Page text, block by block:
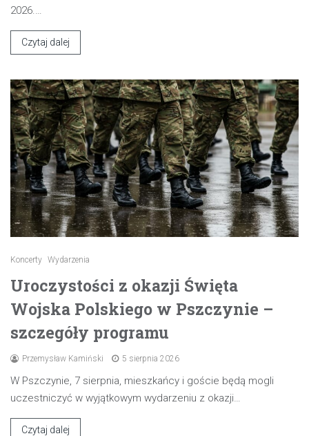
2026.…
Czytaj dalej
Koncerty Wydarzenia
Uroczystości z okazji Święta
Wojska Polskiego w Pszczynie –
szczegóły programu
Przemysław Kamiński 5 sierpnia 2026
W Pszczynie, 7 sierpnia, mieszkańcy i goście będą mogli
uczestniczyć w wyjątkowym wydarzeniu z okazji…
Czytaj dalej